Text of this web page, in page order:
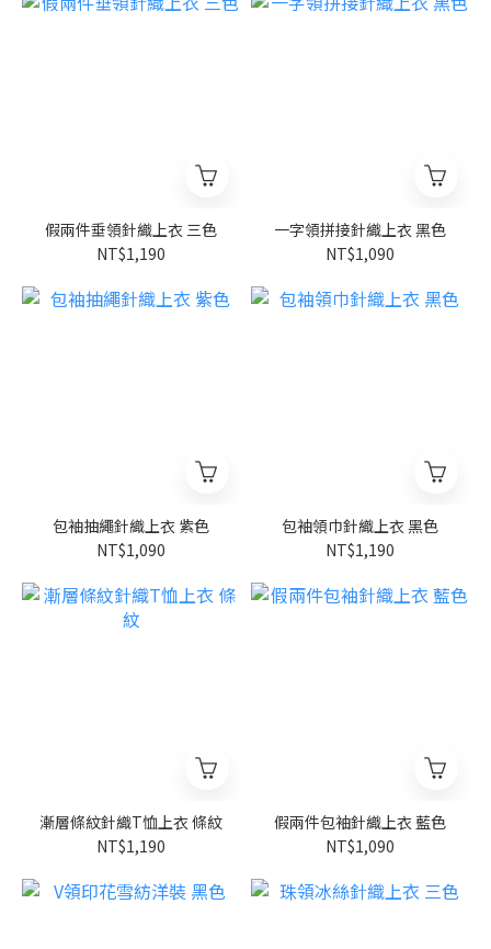
假兩件垂領針織上衣 三色
NT$1,190
一字領拼接針織上衣 黑色
NT$1,090
包袖抽繩針織上衣 紫色
NT$1,090
包袖領巾針織上衣 黑色
NT$1,190
漸層條紋針織T恤上衣 條紋
NT$1,190
假兩件包袖針織上衣 藍色
NT$1,090